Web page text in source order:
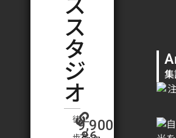
ス
タ
ジ
オ
9,900
一
徒